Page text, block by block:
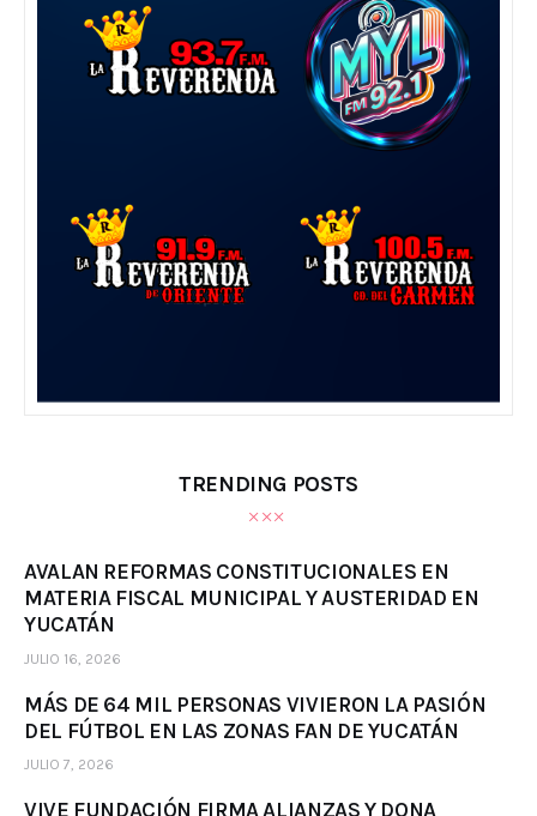
TRENDING POSTS
AVALAN REFORMAS CONSTITUCIONALES EN
MATERIA FISCAL MUNICIPAL Y AUSTERIDAD EN
YUCATÁN
JULIO 16, 2026
MÁS DE 64 MIL PERSONAS VIVIERON LA PASIÓN
DEL FÚTBOL EN LAS ZONAS FAN DE YUCATÁN
JULIO 7, 2026
VIVE FUNDACIÓN FIRMA ALIANZAS Y DONA